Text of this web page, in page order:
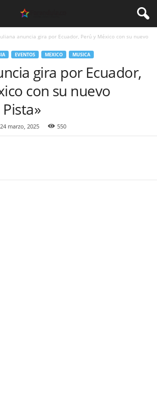
anuncia gira por Ecuador, Perú y México con su nuevo
EVENTOS MEXICO MUSICA
gira por Ecuador,
con su nuevo
24 marzo, 2025 550